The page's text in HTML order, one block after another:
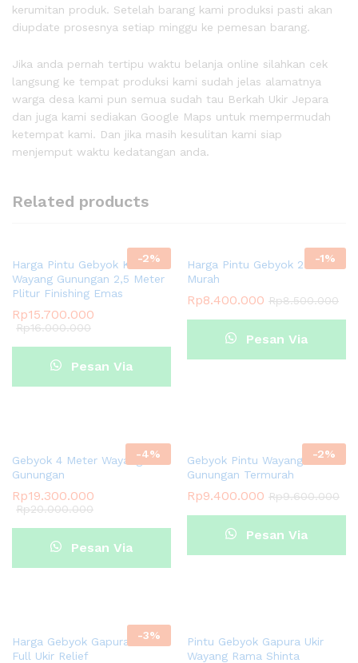
kerumitan produk. Setelah barang kami produksi pasti akan
diupdate prosesnya setiap minggu ke pemesan barang.
Jika anda pernah tertipu waktu belanja online silahkan cek
langsung ke tempat produksi kami sudah jelas alamatnya
warga desa kami pun semua sudah tau Berkah Ukir Jepara
dan juga kami sediakan Google Maps untuk mempermudah
ketempat kami. Dan jika masih kesulitan kami siap
menjemput waktu kedatangan anda.
Related products
-2%
Harga Pintu Gebyok Kelir
Wayang Gunungan 2,5 Meter
Plitur Finishing Emas
Rp15.700.000
Rp16.000.000
Pesan Via
-1%
Harga Pintu Gebyok 2 Meter
Murah
Rp8.400.000 Rp8.500.000
Pesan Via
-4%
Gebyok 4 Meter Wayang Kelir
Gunungan
Rp19.300.000
Rp20.000.000
Pesan Via
-2%
Gebyok Pintu Wayang Kelir
Gunungan Termurah
Rp9.400.000 Rp9.600.000
Pesan Via
-3%
Harga Gebyok Gapura Pintu
Full Ukir Relief
Pintu Gebyok Gapura Ukir
Wayang Rama Shinta